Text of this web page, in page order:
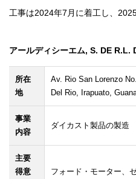
工事は2024年7月に着工し、
アールディシーエム, S. DE R.L.
所在
地
Av. Rio San Lorenzo
Del Rio, Irapuato,
事業
内容
ダイカスト製品の製造
主要
得意
フォード・モーター、